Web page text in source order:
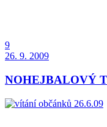
9
26. 9. 2009
NOHEJBALOVÝ